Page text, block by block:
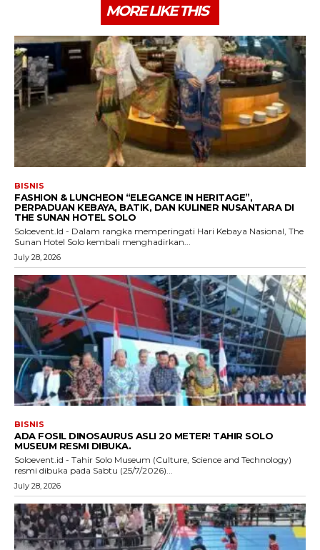
MORE LIKE THIS
BISNIS
FASHION & LUNCHEON “ELEGANCE IN HERITAGE”,
PERPADUAN KEBAYA, BATIK, DAN KULINER NUSANTARA DI
THE SUNAN HOTEL SOLO
Soloevent.Id - Dalam rangka memperingati Hari Kebaya Nasional, The
Sunan Hotel Solo kembali menghadirkan...
July 28, 2026
BISNIS
ADA FOSIL DINOSAURUS ASLI 20 METER! TAHIR SOLO
MUSEUM RESMI DIBUKA.
Soloevent.id - Tahir Solo Museum (Culture, Science and Technology)
resmi dibuka pada Sabtu (25/7/2026)...
July 28, 2026